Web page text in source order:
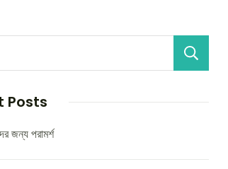
Posts
জন্য পরামর্শ